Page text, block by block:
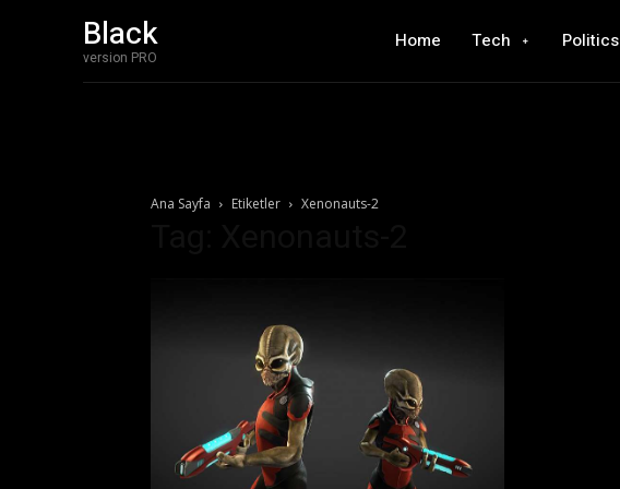
Black
version PRO
Home Tech Politics
Ana Sayfa Etiketler Xenonauts-2